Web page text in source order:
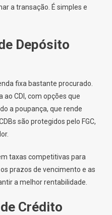
a transação. É simples e
Depósito
fixa bastante procurado.
CDI, com opções que
a poupança, que rende
são protegidos pelo FGC,
taxas competitivas para
prazos de vencimento e as
a melhor rentabilidade.
Crédito